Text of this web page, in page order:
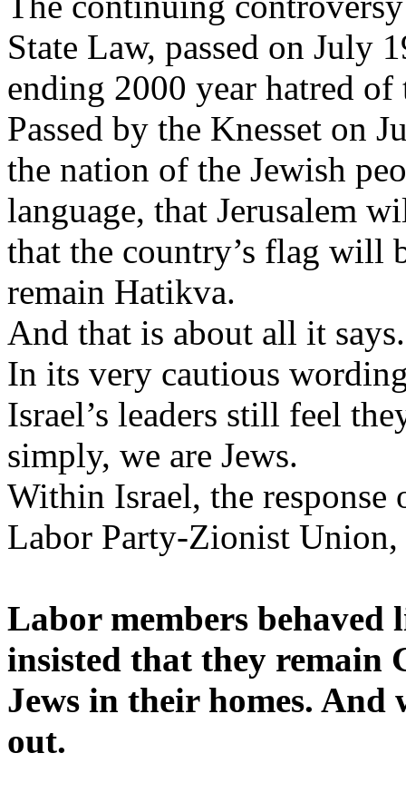
State Law, passed on July
ending 2000 year hatred of
Passed by the Knesset on
the nation of the Jewish
language, that Jerusalem
that the country’s flag will
remain Hatikva.
And that is about all it says.
In its very cautious
Israel’s leaders still feel
simply, we are Jews.
Within Israel, the response
Labor Party-Zionist Union,
Labor members behaved
insisted that they remain
Jews in theirhomes. And
out.